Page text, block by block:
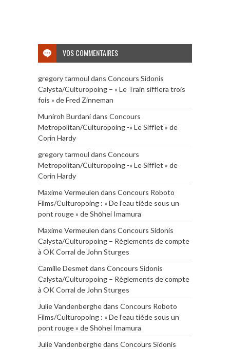
VOS COMMENTAIRES
gregory tarmoul dans Concours Sidonis
Calysta/Culturopoing – « Le Train sifflera trois
fois » de Fred Zinneman
Muniroh Burdanidans Concours
Metropolitan/Culturopoing -« Le Sifflet » de
Corin Hardy
gregory tarmoul dans Concours
Metropolitan/Culturopoing -« Le Sifflet » de
Corin Hardy
Maxime Vermeulen dans Concours Roboto
Films/Culturopoing : « De l’eau tiède sous un
pont rouge » de Shōhei Imamura
Maxime Vermeulen dans Concours Sidonis
Calysta/Culturopoing – Règlements de compte
à OK Corral de John Sturges
Camille Desmet dans Concours Sidonis
Calysta/Culturopoing – Règlements de compte
à OK Corral de John Sturges
Julie Vandenberghedans Concours Roboto
Films/Culturopoing : « De l’eau tiède sous un
pont rouge » de Shōhei Imamura
Julie Vandenberghedans Concours Sidonis